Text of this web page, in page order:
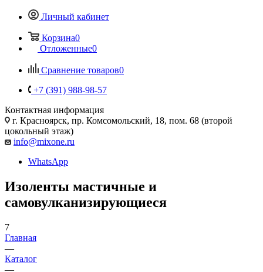
Личный кабинет
Корзина0
Отложенные0
Сравнение товаров0
+7 (391) 988-98-57
Контактная информация
г. Красноярск, пр. Комсомольский, 18, пом. 68 (второй
цокольный этаж)
info@mixone.ru
WhatsApp
Изоленты мастичные и
самовулканизирующиеся
7
Главная
—
Каталог
—